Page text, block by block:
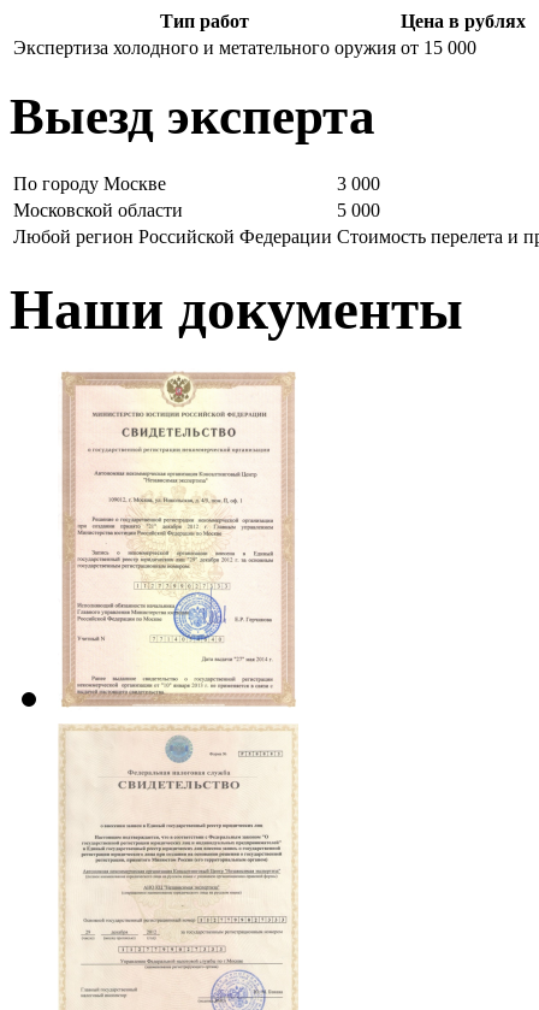
Тип работ
Цена в рублях
Экспертиза холодного и метательного оружия от 15 000
Выезд эксперта
По городу Москве
3 000
Московской области
5 000
Любой регион Российской Федерации Стоимость перелета и
Наши документы